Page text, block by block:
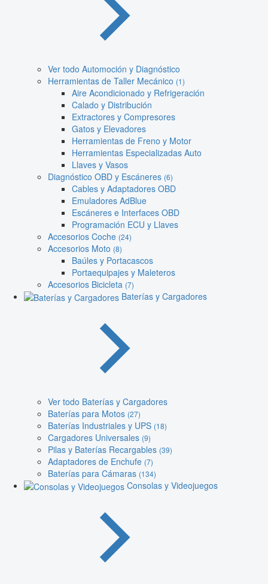
Ver todo Automoción y Diagnóstico
Herramientas de Taller Mecánico (1)
Aire Acondicionado y Refrigeración
Calado y Distribución
Extractores y Compresores
Gatos y Elevadores
Herramientas de Freno y Motor
Herramientas Especializadas Auto
Llaves y Vasos
Diagnóstico OBD y Escáneres (6)
Cables y Adaptadores OBD
Emuladores AdBlue
Escáneres e Interfaces OBD
Programación ECU y Llaves
Accesorios Coche (24)
Accesorios Moto (8)
Baúles y Portacascos
Portaequipajes y Maleteros
Accesorios Bicicleta (7)
Baterías y Cargadores
Ver todo Baterías y Cargadores
Baterías para Motos (27)
Baterías Industriales y UPS (18)
Cargadores Universales (9)
Pilas y Baterías Recargables (39)
Adaptadores de Enchufe (7)
Baterías para Cámaras (134)
Consolas y Videojuegos